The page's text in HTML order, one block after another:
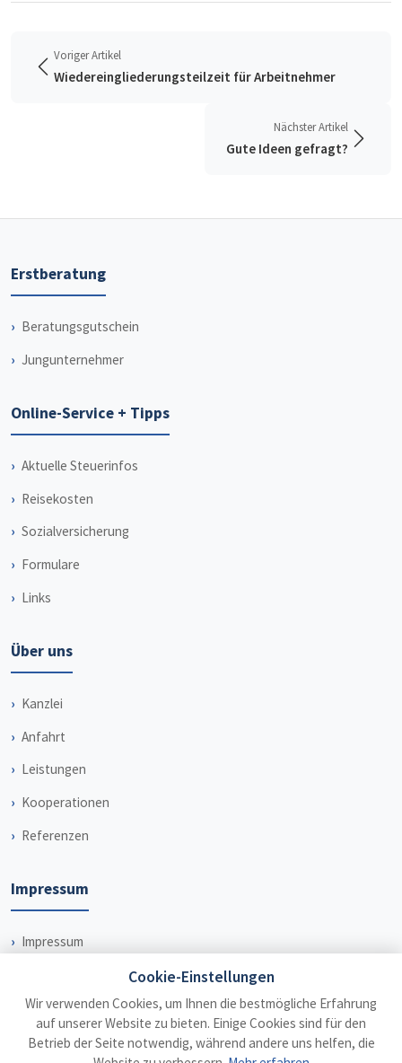
Voriger Artikel
Wiedereingliederungsteilzeit für Arbeitnehmer
Nächster Artikel
Gute Ideen gefragt?
Erstberatung
Beratungsgutschein
Jungunternehmer
Online-Service + Tipps
Aktuelle Steuerinfos
Reisekosten
Sozialversicherung
Formulare
Links
Über uns
Kanzlei
Anfahrt
Leistungen
Kooperationen
Referenzen
Impressum
Impressum
Haftungsausschluss
Cookie-Einstellungen
Wir verwenden Cookies, um Ihnen die bestmögliche Erfahrung
auf unserer Website zu bieten. Einige Cookies sind für den
Betrieb der Seite notwendig, während andere uns helfen, die